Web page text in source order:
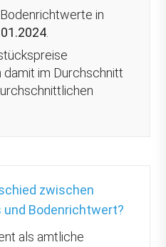
in
im Durchschnitt
zwischen
Bodenrichtwert?
als amtliche